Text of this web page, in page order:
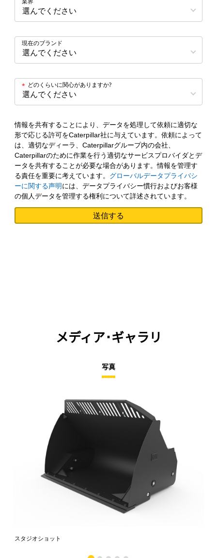
現在のブランド
どのくらいに関心がありますか?
*
情報を共有することにより、データを処理して依頼に適切な
形で応じる許可をCaterpillar社に与えています。依頼によって
は、適切なディーラ、Caterpillarグループ内の会社、
Caterpillarのために作業を行う適切なサービスプロバイダとデ
ータを共有することが必要な場合があります。情報を管理す
る責任を重要に考えています。 グローバルデータプライバシ
ーに関する声明には、データプライバシー慣行およびお客様
の個人データを管理する権利について詳述されています。
メディア･ギャラリ
写真
スタジオショット